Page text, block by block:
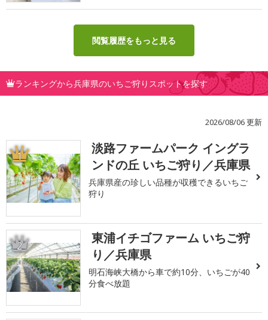
閲覧履歴をもっと見る
ランキングから兵庫県のいちご狩りスポットを探す
2026/08/06 更新
1
淡路ファームパーク イングラ
ンドの丘 いちご狩り／兵庫県
兵庫県産の珍しい品種が収穫できるいちご
狩り
2
東浦イチゴファーム いちご狩
り／兵庫県
明石海峡大橋から車で約10分、いちごが40
分食べ放題